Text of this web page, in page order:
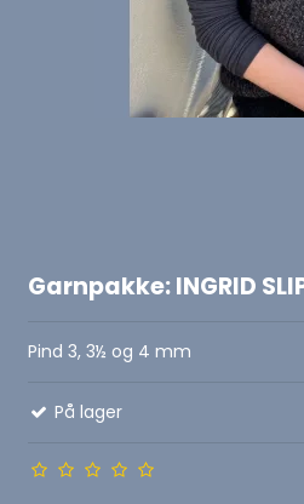
Garnpakke: INGRID
Pind 3, 3½ og 4 mm
På lager